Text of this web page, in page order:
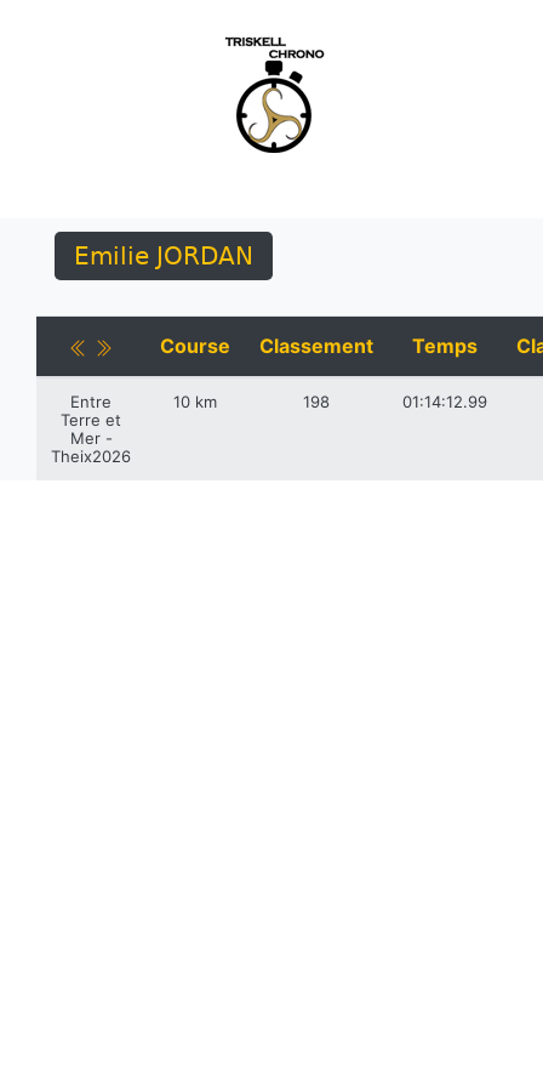
Emilie JORDAN
Course Classement Temps
Entre
Terre et
Mer -
Theix2026
10 km 198 01:14:12.99